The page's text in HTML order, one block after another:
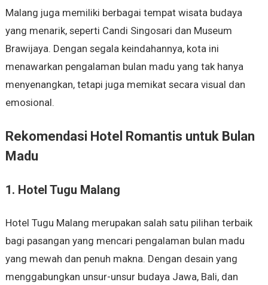
Malang juga memiliki berbagai tempat wisata budaya
yang menarik, seperti Candi Singosari dan Museum
Brawijaya. Dengan segala keindahannya, kota ini
menawarkan pengalaman bulan madu yang tak hanya
menyenangkan, tetapi juga memikat secara visual dan
emosional.
Rekomendasi Hotel Romantis untuk Bulan
Madu
1. Hotel Tugu Malang
Hotel Tugu Malang merupakan salah satu pilihan terbaik
bagi pasangan yang mencari pengalaman bulan madu
yang mewah dan penuh makna. Dengan desain yang
menggabungkan unsur-unsur budaya Jawa, Bali, dan